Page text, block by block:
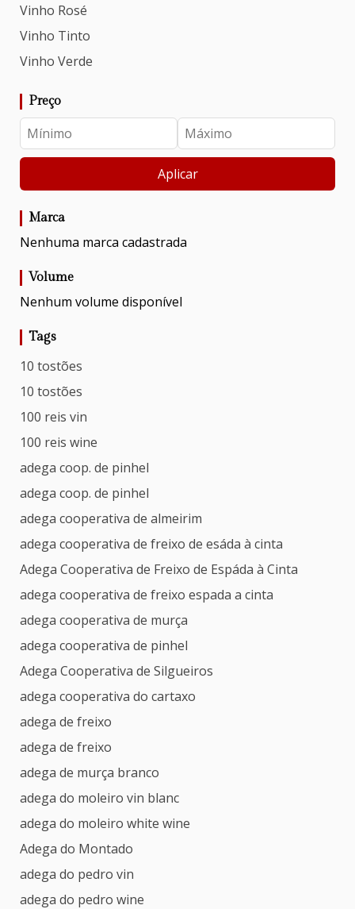
Vinho Rosé
Vinho Tinto
Vinho Verde
Preço
Aplicar
Marca
Nenhuma marca cadastrada
Volume
Nenhum volume disponível
Tags
10 tostões
10 tostões
100 reis vin
100 reis wine
adega coop. de pinhel
adega coop. de pinhel
adega cooperativa de almeirim
adega cooperativa de freixo de esáda à cinta
Adega Cooperativa de Freixo de Espáda à Cinta
adega cooperativa de freixo espada a cinta
adega cooperativa de murça
adega cooperativa de pinhel
Adega Cooperativa de Silgueiros
adega cooperativa do cartaxo
adega de freixo
adega de freixo
adega de murça branco
adega do moleiro vin blanc
adega do moleiro white wine
Adega do Montado
adega do pedro vin
adega do pedro wine